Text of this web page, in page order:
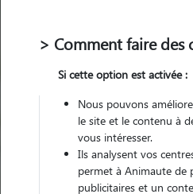
Pour
> Comment faire des
Si cette option est activée :
Nous pouvons
le site et le contenu à
vous intéresser.
Ils analysent vos
permet à Animaute de
publicitaires et un